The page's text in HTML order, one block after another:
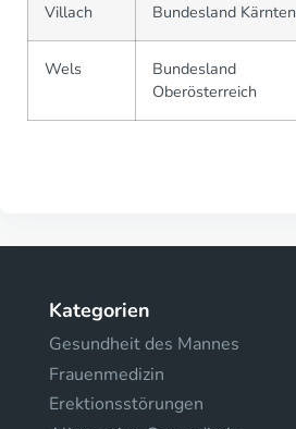
Villach Bundesland Kärnten
Wels
Bundesland
Oberösterreich
Kategorien
Gesundheit des Mannes
Frauenmedizin
Erektionsstörungen